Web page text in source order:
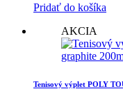
Pridať do košíka
AKCIA
Tenisový výplet POLY